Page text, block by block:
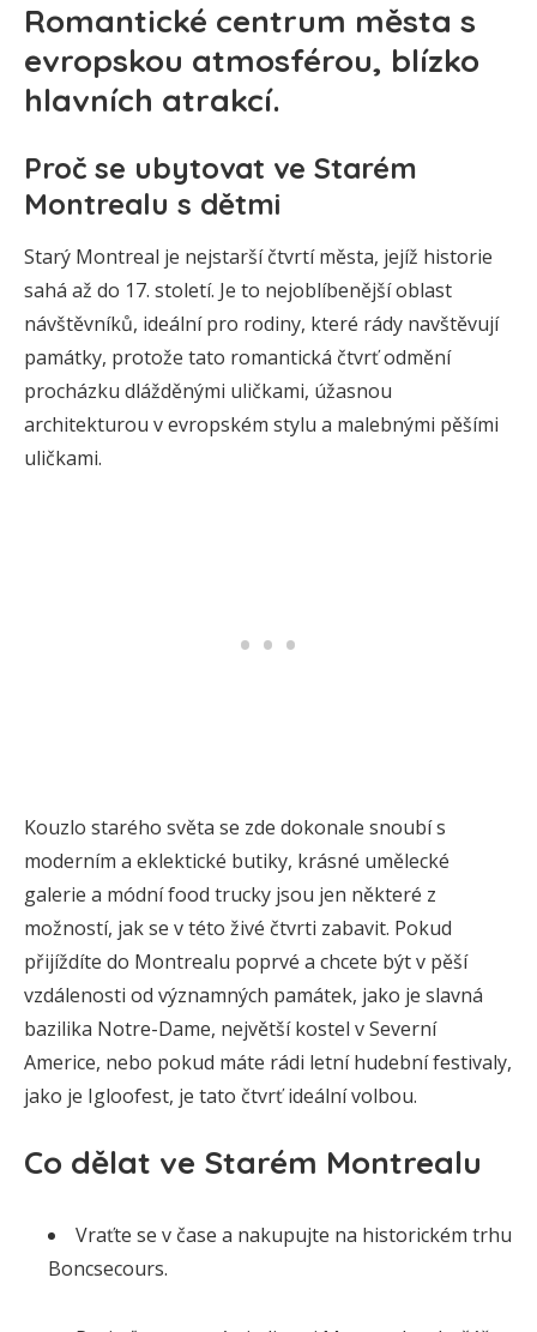
Romantické centrum města s
evropskou atmosférou, blízko
hlavních atrakcí.
Proč se ubytovat ve Starém
Montrealu s dětmi
Starý Montreal je nejstarší čtvrtí města, jejíž historie
sahá až do 17. století. Je to nejoblíbenější oblast
návštěvníků, ideální pro rodiny, které rády navštěvují
památky, protože tato romantická čtvrť odmění
procházku dlážděnými uličkami, úžasnou
architekturou v evropském stylu a malebnými pěšími
uličkami.
Kouzlo starého světa se zde dokonale snoubí s
moderním a eklektické butiky, krásné umělecké
galerie a módní food trucky jsou jen některé z
možností, jak se v této živé čtvrti zabavit. Pokud
přijíždíte do Montrealu poprvé a chcete být v pěší
vzdálenosti od významných památek, jako je slavná
bazilika Notre-Dame, největší kostel v Severní
Americe, nebo pokud máte rádi letní hudební festivaly,
jako je Igloofest, je tato čtvrť ideální volbou.
Co dělat ve Starém Montrealu
Vraťte se v čase a nakupujte na historickém trhu
Boncsecours.